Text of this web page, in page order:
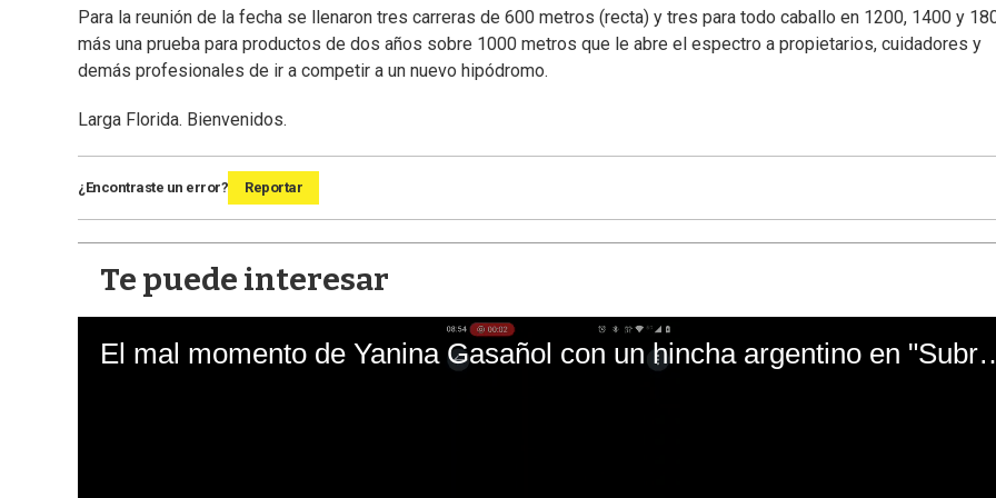
Para la reunión de la fecha se llenaron tres carreras de 600 metros (recta) y tres para todo caballo en 1200, 1400 y
más una prueba para productos de dos años sobre 1000 metros que le abre el espectro a propietarios, cuidadores y
demás profesionales de ir a competir a un nuevo hipódromo.
Larga Florida. Bienvenidos.
¿Encontraste un error? Reportar
Te puede interesar
El mal momento de Yanina